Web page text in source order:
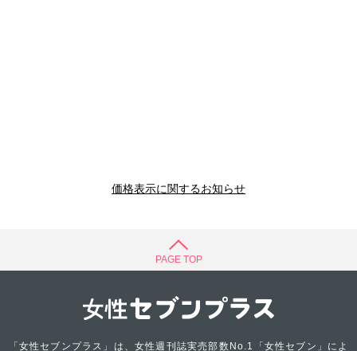
価格表示に関するお知らせ
PAGE TOP
「女性セブンプラス」は、女性週刊誌実売部数No.1「女性セブン」によ